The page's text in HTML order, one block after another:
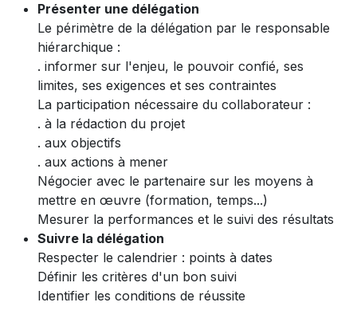
Présenter une délégation
Le périmètre de la délégation par le responsable
hiérarchique :
. informer sur l'enjeu, le pouvoir confié, ses
limites, ses exigences et ses contraintes
La participation nécessaire du collaborateur :
. à la rédaction du projet
. aux objectifs
. aux actions à mener
Négocier avec le partenaire sur les moyens à
mettre en œuvre (formation, temps...)
Mesurer la performances et le suivi des résultats
Suivre la délégation
Respecter le calendrier : points à dates
Définir les critères d'un bon suivi
Identifier les conditions de réussite